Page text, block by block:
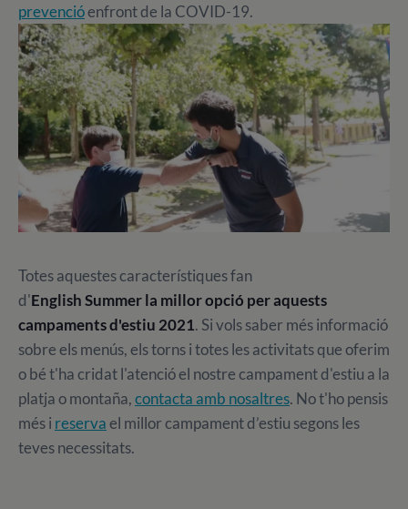
prevencióenfront de la COVID-19.
Totes aquestes característiques fan
d'English Summer la millor opció per aquests
campaments d'estiu 2021. Si vols saber més informació
sobre els menús, els torns i totes les activitats que oferim
o bé t'ha cridat l'atenció el nostre campament d'estiu a la
platja o montaña,contacta amb nosaltres. No t'ho pensis
més i reservael millor campament d’estiu segons les
teves necessitats.